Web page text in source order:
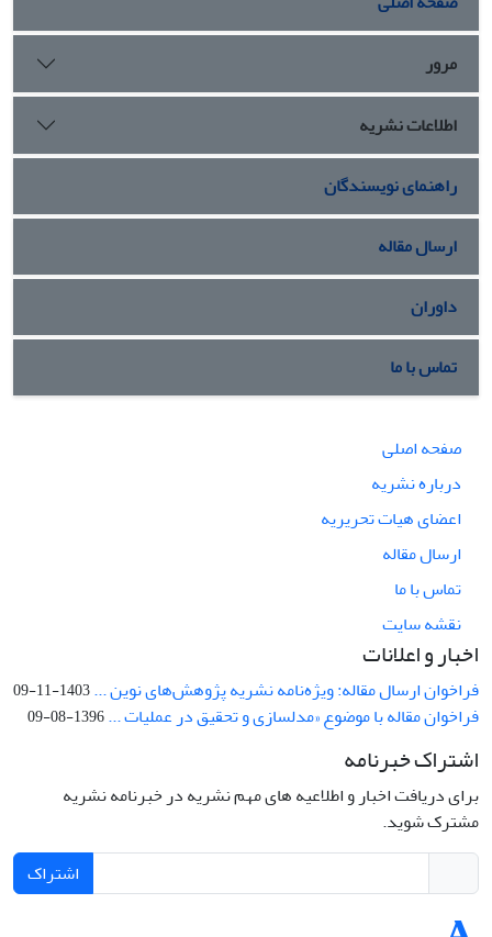
مرور
اطلاعات نشریه
راهنمای نویسندگان
ارسال مقاله
داوران
تماس با ما
صفحه اصلی
درباره نشریه
اعضای هیات تحریریه
ارسال مقاله
تماس با ما
نقشه سایت
اخبار و اعلانات
فراخوان ارسال مقاله: ویژه‌نامه نشریه پژوهش‌های نوین ...1403-11-09
فراخوان مقاله با موضوع «مدلسازی و تحقیق در عملیات ...1396-08-09
اشتراک خبرنامه
برای دریافت اخبار و اطلاعیه های مهم نشریه در خبرنامه نشریه
مشترک شوید.
اشتراک